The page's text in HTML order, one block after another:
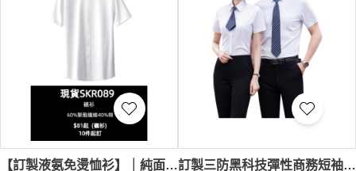
【訂製液氨免燙恤衫】｜純面無印花｜標準翻領短袖款｜絲光平滑聚酯棉｜前襟單排鈕扣結｜企業行政管理層恤衫｜恤衫供應商 SKR089-SF-MCDX3008 訂製三防黑科技彈性商務短袖襯衫 短袖男款 73.8%滌 2.4%氨綸 23.8%竹漿纖維 81-695 SKR088